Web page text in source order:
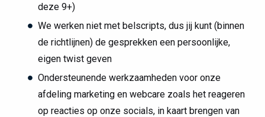
deze 9+)
We werken niet met belscripts, dus jij kunt (binnen
de richtlijnen) de gesprekken een persoonlijke,
eigen twist geven
Ondersteunende werkzaamheden voor onze
afdeling marketing en webcare zoals het reageren
op reacties op onze socials, in kaart brengen van